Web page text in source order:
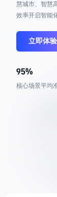
慧城市、智慧
效率开启智能
立即体验
95%
核心场景平均